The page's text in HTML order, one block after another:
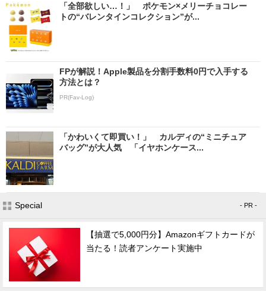
「全部欲しい…！」 ポケモン×メリーチョコレー
トの“バレンタインコレクション”が...
FPが解説！Apple製品を分割手数料0円で入手する
方法とは？
PR(Fav-Log)
「かわいくて即買い！」 カルディの“ミニチュア
バッグ”が大人気 「イヤホンケース...
Special - PR -
【抽選で5,000円分】Amazonギフトカードが
当たる！読者アンケート実施中